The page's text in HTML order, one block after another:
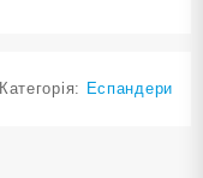
Категорія: Еспандери